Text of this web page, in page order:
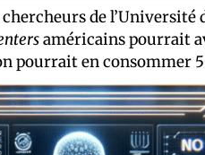
de l’Université
américains pourrait
pourrait en consommer